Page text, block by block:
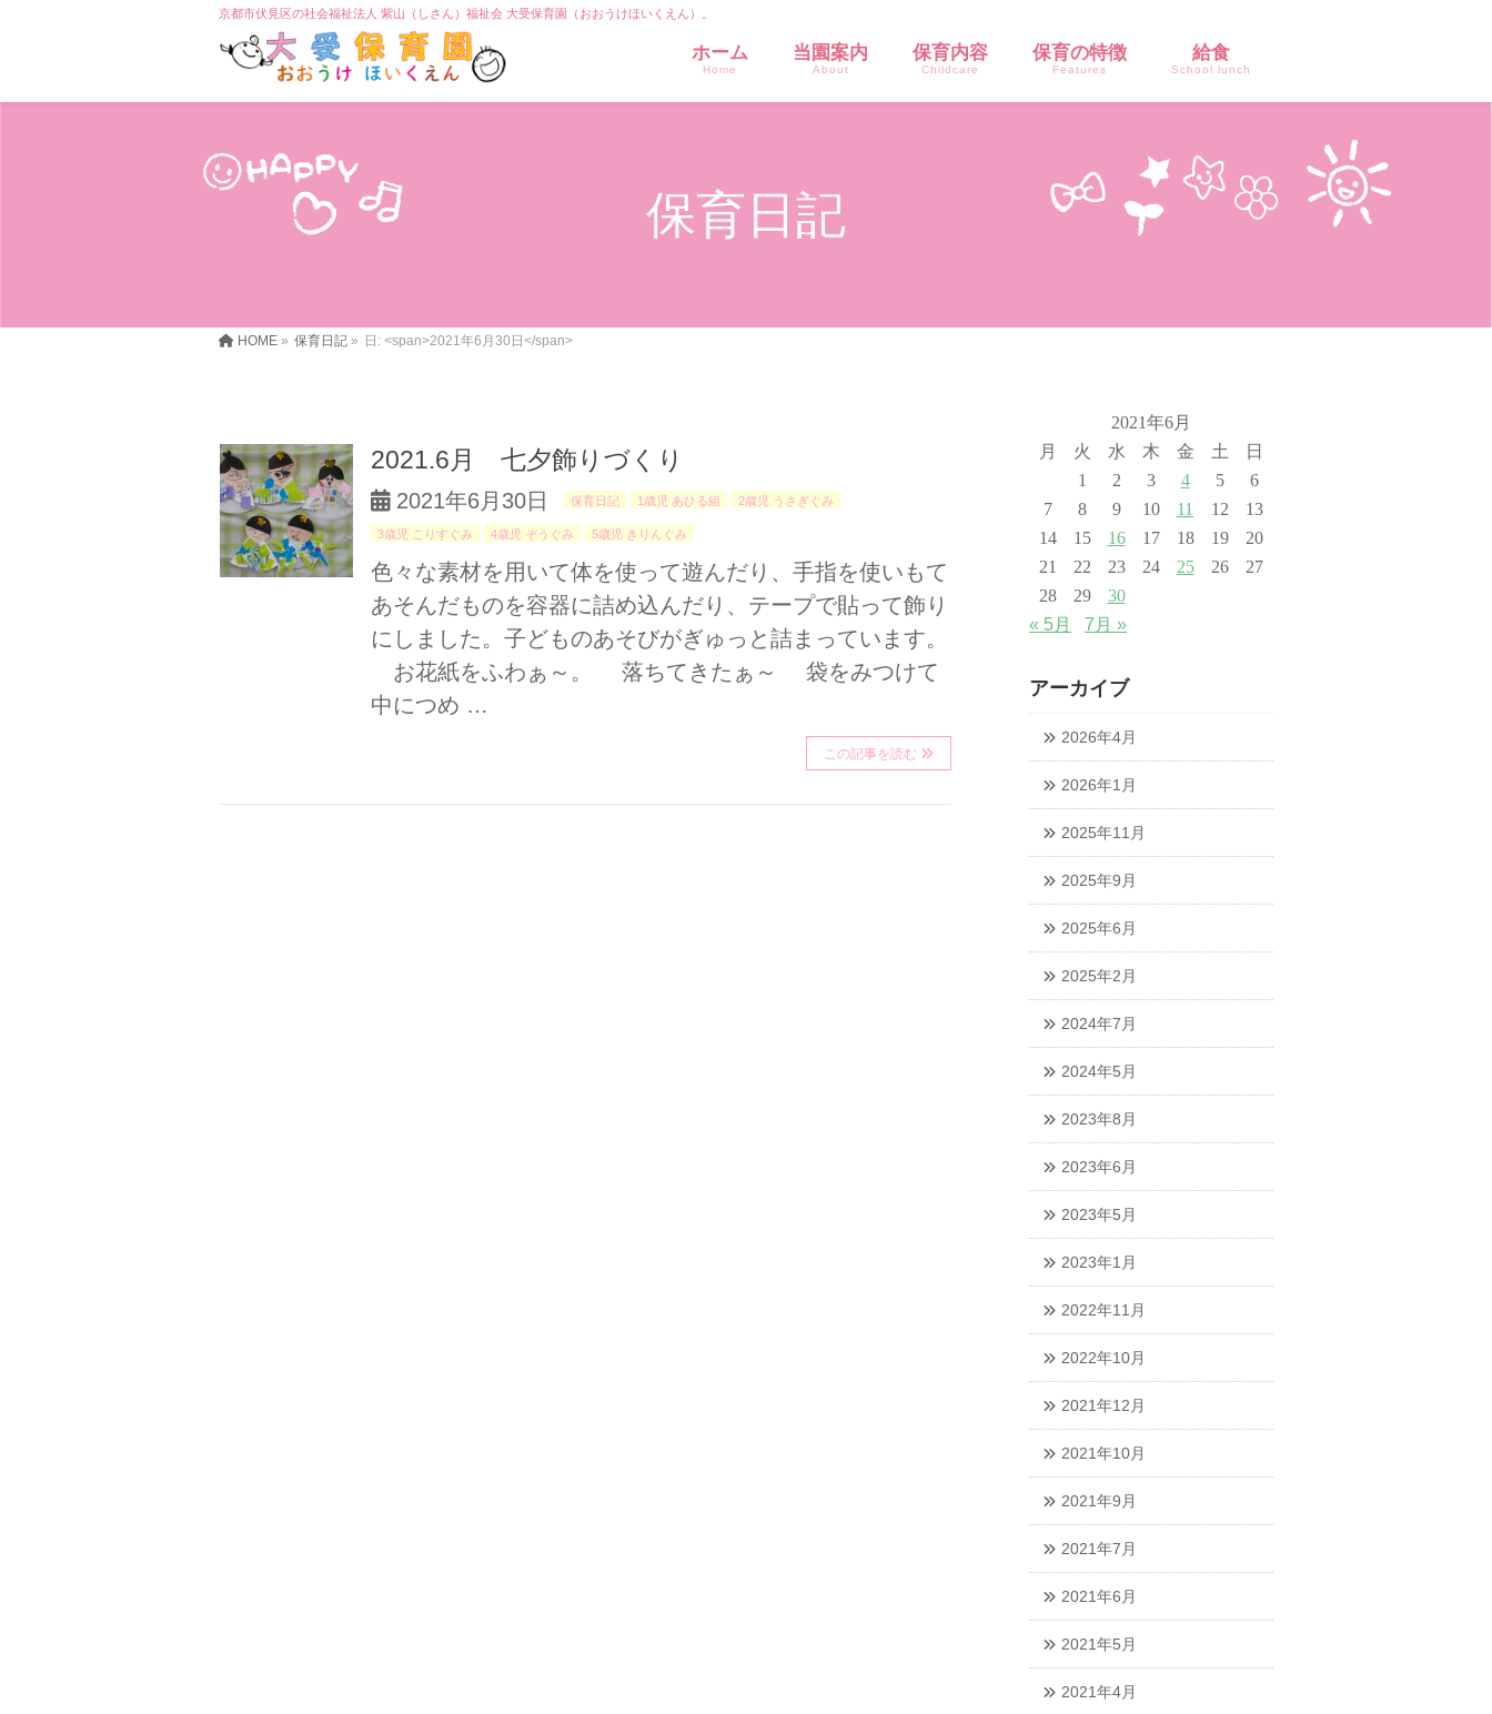
京都市伏見区の社会福祉法人 紫山（しさん）福祉会 大受保育園（おおうけほいくえん）。
ホーム
Home
当園案内
About
保育内容
Childcare
保育の特徴
Features
給食
School lunch
保育日記
HOME » 保育日記 » 日: <span>2021年6月30日</span>
2021.6月 七夕飾りづくり
2021年6月30日 保育日記 1歳児 あひる組 2歳児 うさぎぐみ
3歳児 こりすぐみ 4歳児 ぞうぐみ 5歳児 きりんぐみ
色々な素材を用いて体を使って遊んだり、手指を使いもて
あそんだものを容器に詰め込んだり、テープで貼って飾り
にしました。子どものあそびがぎゅっと詰まっています。
お花紙をふわぁ～。 落ちてきたぁ～ 袋をみつけて
中につめ …
この記事を読む
2021年6月
月
火 水 木 金 土
日
1
2 3 4 5
6
7
8 9 10 11 12
13
14
15 16 17 18 19
20
21
22 23 24 25 26
27
28
29
30
« 5月
7月 »
アーカイブ
2026年4月
2026年1月
2025年11月
2025年9月
2025年6月
2025年2月
2024年7月
2024年5月
2023年8月
2023年6月
2023年5月
2023年1月
2022年11月
2022年10月
2021年12月
2021年10月
2021年9月
2021年7月
2021年6月
2021年5月
2021年4月